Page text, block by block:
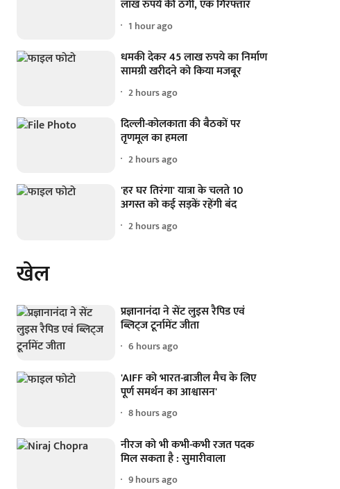
लाख रुपये की ठगी, एक गिरफ्तार
1 hour ago
धमकी देकर 45 लाख रुपये का निर्माण
सामग्री खरीदने को किया मजबूर
2 hours ago
दिल्ली-कोलकाता की बैठकों पर
तृणमूल का हमला
2 hours ago
'हर घर तिरंगा' यात्रा के चलते 10
अगस्त को कई सड़कें रहेंगी बंद
2 hours ago
खेल
प्रज्ञानानंदा ने सेंट लुइस रैपिड एवं
ब्लिट्ज टूर्नामेंट जीता
6 hours ago
'AIFF को भारत-ब्राजील मैच के लिए
पूर्ण समर्थन का आश्वासन'
8 hours ago
नीरज को भी कभी-कभी रजत पदक
मिल सकता है : सुमारीवाला
9 hours ago